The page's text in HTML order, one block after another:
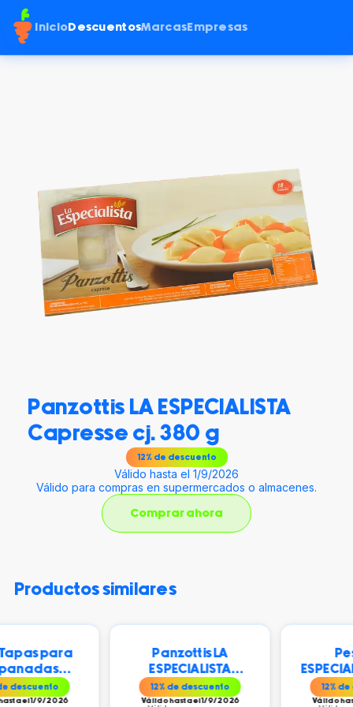
Inicio DescuentosMarcas Empresas
Panzottis LA ESPECIALISTA
Capresse cj. 380 g
12% de descuento
Válido hasta el 1/9/2026
Válido para compras en supermercados o almacenes.
Comprar ahora
productos similares
+
Panzottis LA
ESPECIALISTA
Capresse cj. 380 g
% de descuento
Válido hasta el 1/9/2026
ESPECIALISTA
% de descuento
Válido hasta el 1/9/